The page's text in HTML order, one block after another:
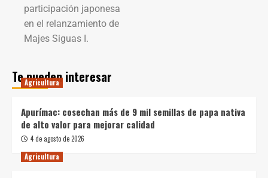
participación japonesa
en el relanzamiento de
Majes Siguas I.
Te pueden interesar
Agricultura
Apurímac: cosechan más de 9 mil semillas de papa nativa
de alto valor para mejorar calidad
4 de agosto de 2026
Agricultura